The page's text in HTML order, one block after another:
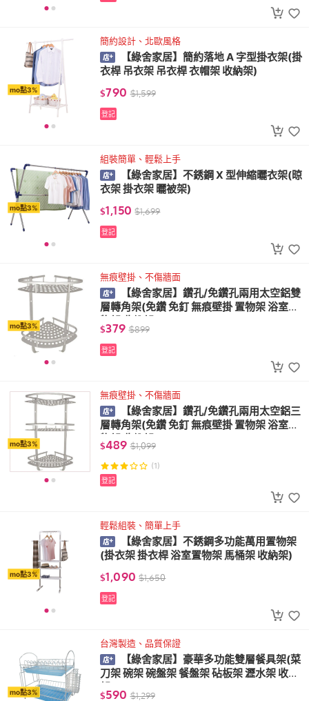
mo點3%
簡約設計、北歐風格
【綠舍家居】簡約落地 A 字型掛衣架(掛
衣桿 吊衣架 吊衣桿 衣帽架 收納架)
$790 $1,599
登記
mo點3%
組裝簡單、輕鬆上手
【綠舍家居】不銹鋼 X 型伸縮曬衣架(晾
衣架 掛衣架 曬被架)
$1,150 $1,699
登記
mo點3%
無痕壁掛、不傷牆面
【綠舍家居】鑽孔/免鑽孔兩用太空鋁雙
層轉角架(免鑽 免釘 無痕壁掛 置物架 浴室置
物架 收納架)
$379 $899
登記
mo點3%
無痕壁掛、不傷牆面
【綠舍家居】鑽孔/免鑽孔兩用太空鋁三
層轉角架(免鑽 免釘 無痕壁掛 置物架 浴室置
物架 收納架)
$489 $1,099
(1)
登記
mo點3%
輕鬆組裝、簡單上手
【綠舍家居】不銹鋼多功能萬用置物架
(掛衣架 掛衣桿 浴室置物架 馬桶架 收納架)
$1,090 $1,650
登記
mo點3%
台灣製造、品質保證
【綠舍家居】豪華多功能雙層餐具架(菜
刀架 碗架 碗盤架 餐盤架 砧板架 瀝水架 收納
架)
$590 $1,299